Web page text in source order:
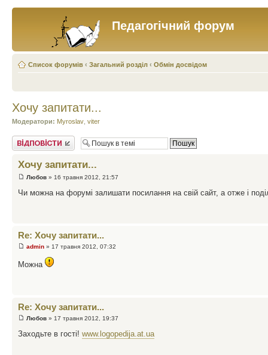
Педагогічний форум
Список форумів ‹ Загальний розділ ‹ Обмін досвідом
Хочу запитати...
Модератори: Myroslav viter
Відповісти
Хочу запитати...
Любов » 16 травня 2012, 21:57
Чи можна на форумі залишати посилання на свій сайт, а отже і
Re: Хочу запитати...
admin » 17 травня 2012, 07:32
Можна
Re: Хочу запитати...
Любов » 17 травня 2012, 19:37
Заходьте в гості! www.logopedija.at.ua